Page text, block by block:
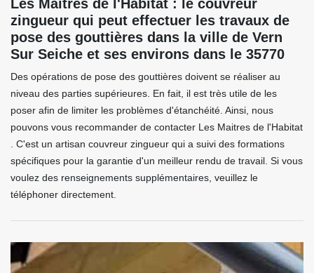
Les Maitres de l'Habitat : le couvreur
zingueur qui peut effectuer les travaux de
pose des gouttières dans la ville de Vern
Sur Seiche et ses environs dans le 35770
Des opérations de pose des gouttières doivent se réaliser au
niveau des parties supérieures. En fait, il est très utile de les
poser afin de limiter les problèmes d'étanchéité. Ainsi, nous
pouvons vous recommander de contacter Les Maitres de l'Habitat
. C'est un artisan couvreur zingueur qui a suivi des formations
spécifiques pour la garantie d'un meilleur rendu de travail. Si vous
voulez des renseignements supplémentaires, veuillez le
téléphoner directement.